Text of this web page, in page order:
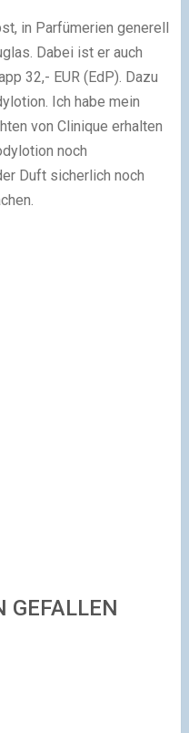
in Parfümerien generell
Dabei ist er auch
32,- EUR (EdP). Dazu
Ich habe mein
von Clinique erhalten
noch
Duft sicherlich noch
GEFALLEN